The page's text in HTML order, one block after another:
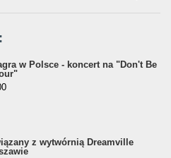
w Polsce - koncert na "Don't Be
z wytwórnią Dreamville